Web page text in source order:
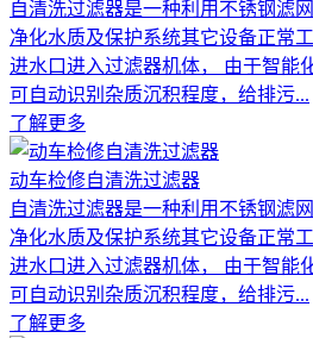
自清洗过滤器是一种利用不锈钢滤
净化水质及保护系统其它设备正常
进水口进入过滤器机体， 由于智能
可自动识别杂质沉积程度，给排污...
了解更多
动车检修自清洗过滤器
自清洗过滤器是一种利用不锈钢滤
净化水质及保护系统其它设备正常
进水口进入过滤器机体， 由于智能
可自动识别杂质沉积程度，给排污...
了解更多